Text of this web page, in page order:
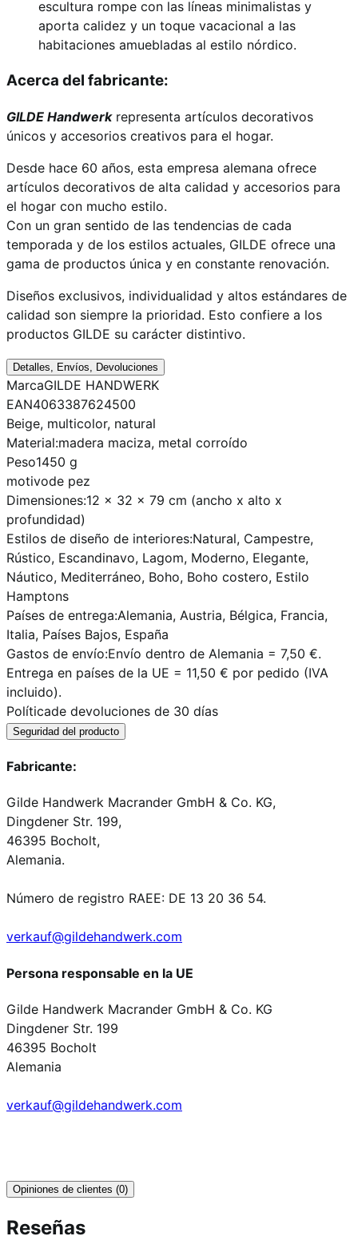
escultura rompe con las líneas minimalistas y
aporta calidez y un toque vacacional a las
habitaciones amuebladas al estilo nórdico.
Acerca del fabricante:
GILDE Handwerk representa artículos decorativos
únicos y accesorios creativos para el hogar.
Desde hace 60 años, esta empresa alemana ofrece
artículos decorativos de alta calidad y accesorios para
el hogar con mucho estilo.
Con un gran sentido de las tendencias de cada
temporada y de los estilos actuales, GILDE ofrece una
gama de productos única y en constante renovación.
Diseños exclusivos, individualidad y altos estándares de
calidad son siempre la prioridad. Esto confiere a los
productos GILDE su carácter distintivo.
Detalles, Envíos, Devoluciones
MarcaGILDE HANDWERK
EAN4063387624500
Beige, multicolor, natural
Material:madera maciza, metal corroído
Peso1450 g
motivode pez
Dimensiones:12 x 32 x 79 cm (ancho x alto x
profundidad)
Estilos de diseño de interiores:Natural, Campestre,
Rústico, Escandinavo, Lagom, Moderno, Elegante,
Náutico, Mediterráneo, Boho, Boho costero, Estilo
Hamptons
Países de entrega:Alemania, Austria, Bélgica, Francia,
Italia, Países Bajos, España
Gastos de envío:Envío dentro de Alemania = 7,50 €.
Entrega en países de la UE = 11,50 € por pedido (IVA
incluido).
Políticade devoluciones de 30 días
Seguridad del producto
Fabricante:
Gilde Handwerk Macrander GmbH & Co. KG,
Dingdener Str. 199,
46395 Bocholt,
Alemania.
Número de registro RAEE: DE 13 20 36 54.
verkauf@gildehandwerk.com
Persona responsable en la UE
Gilde Handwerk Macrander GmbH & Co. KG
Dingdener Str. 199
46395 Bocholt
Alemania
verkauf@gildehandwerk.com
Opiniones de clientes (0)
Reseñas